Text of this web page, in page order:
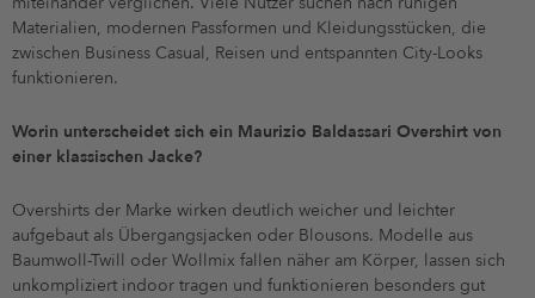
Materialien, modernen Passformen und Kleidungsstücken, die
zwischen Business Casual, Reisen und entspannten City-Looks
funktionieren.
Worin unterscheidet sich ein Maurizio Baldassari Overshirt von
einer klassischen Jacke?
Overshirts der Marke wirken deutlich weicher und leichter
aufgebaut als Übergangsjacken oder Blousons. Modelle aus
Baumwoll-Twill oder Wollmix fallen näher am Körper, lassen sich
unkompliziert indoor tragen und funktionieren besonders gut